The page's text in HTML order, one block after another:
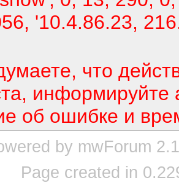
'10.4.86.23,
что
информируйте
об ошибке и
by mwForum
Page created in